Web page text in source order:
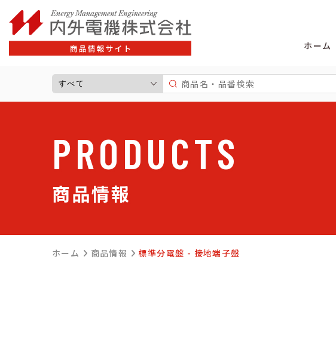
ホーム
商品情報一覧
高圧受電設備
制御盤・警報盤
キャビネット
プラスチックボックス
太陽光発電関連商品
PRODUCTS
商品情報
ホーム 商品情報 標準分電盤 - 接地端子盤